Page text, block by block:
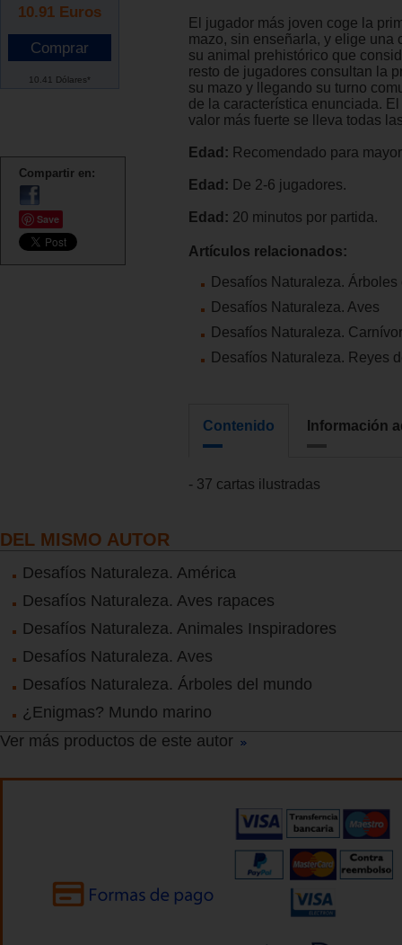
10.91 Euros
10.41 Dólares*
Compartir en:
Save
El jugador más joven coge la
mazo, sin enseñarla, y elige una
su animal prehistórico que
resto de jugadores consultan la
su mazo y llegando su turno
de la característica enunciada.
valor más fuerte se lleva todas
Edad: Recomendado para
Edad: De 2-6 jugadores.
Edad: 20 minutos por partida.
Artículos relacionados:
Desafíos Naturaleza. Árboles
Desafíos Naturaleza. Aves
Desafíos Naturaleza.
Desafíos Naturaleza. Reyes
Contenido Información
- 37 cartas ilustradas
DEL MISMO AUTOR
Desafíos Naturaleza. América
Desafíos Naturaleza. Aves rapaces
Desafíos Naturaleza. Animales Inspiradores
Desafíos Naturaleza. Aves
Desafíos Naturaleza. Árboles del mundo
¿Enigmas? Mundo marino
Ver más productos de este autor